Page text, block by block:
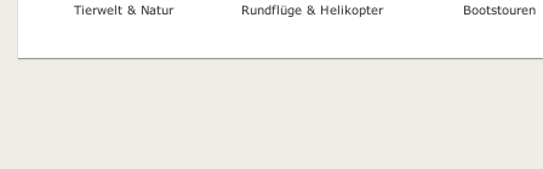
Tierwelt & Natur Rundflüge & Helikopter Bootstouren